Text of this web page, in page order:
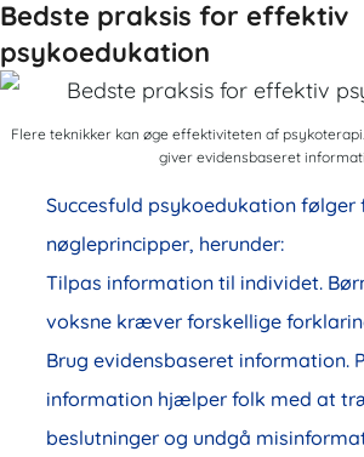
Bedste praksis for effektiv
psykoedukation
Flere teknikker kan øge effektiviteten af
giver evidensbaseret
Succesfuld psykoedukation følger
nøgleprincipper, herunder:
Tilpas information til individet.
voksne kræver forskellige
Brug evidensbaseret information.
information hjælper folk med at
beslutninger og undgå